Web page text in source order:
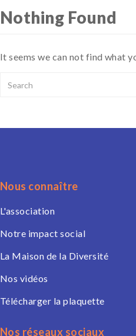
Nothing Found
It seems we can not find what
Nous connaître
L'association
Notre impact social
La Maison de la Diversité
Nos vidéos
Télécharger la plaquette
Nos réseaux sociaux